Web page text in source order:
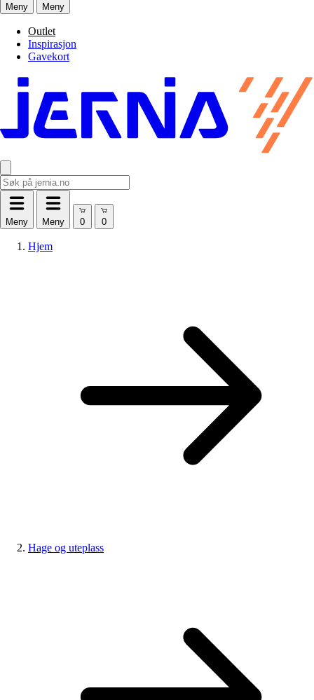
Meny Meny
Outlet
Inspirasjon
Gavekort
Meny Meny
Hjem
Hage og uteplass